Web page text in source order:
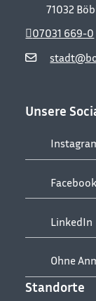
71032
07031 669-0
Unsere
Facebook
LinkedIn
Ohne
Standorte